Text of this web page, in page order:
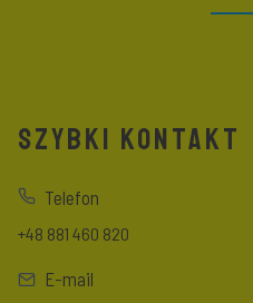
SZYBKI KONTAKT
Telefon
+48 881 460 820
E-mail